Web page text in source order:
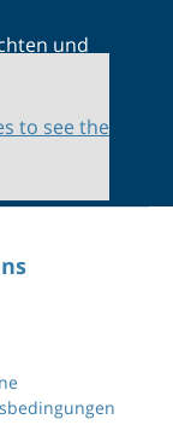
und
to see the